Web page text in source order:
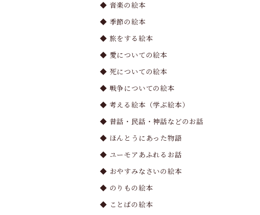
◆ 音楽の絵本
◆ 季節の絵本
◆ 旅をする絵本
◆ 愛についての絵本
◆ 死についての絵本
◆ 戦争についての絵本
◆ 考える絵本（学ぶ絵本）
◆ 昔話・民話・神話などのお話
◆ ほんとうにあった物語
◆ ユーモアあふれるお話
◆ おやすみなさいの絵本
◆ のりもの絵本
◆ ことばの絵本